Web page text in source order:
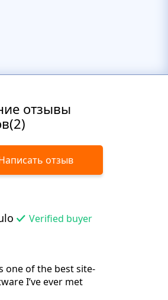
отзывы
отзыв
Verified buyer
one of the best site-
I’ve ever met